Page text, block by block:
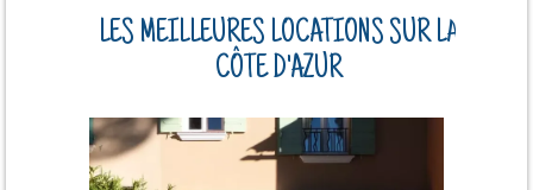
LES MEILLEURES LOCATIONS SUR LA
CÔTE D'AZUR